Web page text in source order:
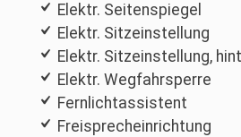
Elektr. Seitenspiegel
Elektr. Sitzeinstellung
Elektr. Sitzeinstellung,
Elektr. Wegfahrsperre
Fernlichtassistent
Freisprecheinrichtung